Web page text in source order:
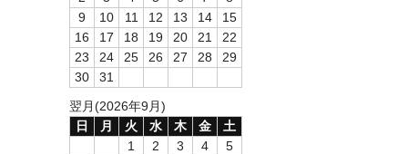
9
10 11 12 13 14
15
16
17 18 19 20 21
22
23
24 25 26 27 28
29
30
31
翌月(2026年9月)
日
月 火 水 木 金
土
1
2 3 4
5